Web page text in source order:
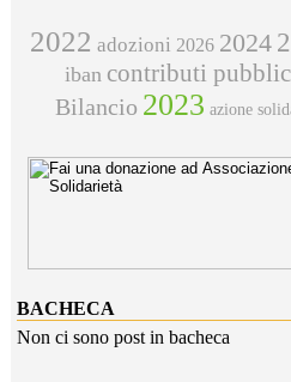
2022 adozioni 2026 2024
iban contributi
Bilancio 2023 azione
BACHECA
Non ci sono post in bacheca